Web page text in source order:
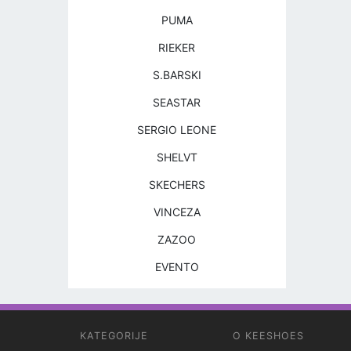
PUMA
RIEKER
S.BARSKI
SEASTAR
SERGIO LEONE
SHELVT
SKECHERS
VINCEZA
ZAZOO
EVENTO
KATEGORIJE O KEESHOES